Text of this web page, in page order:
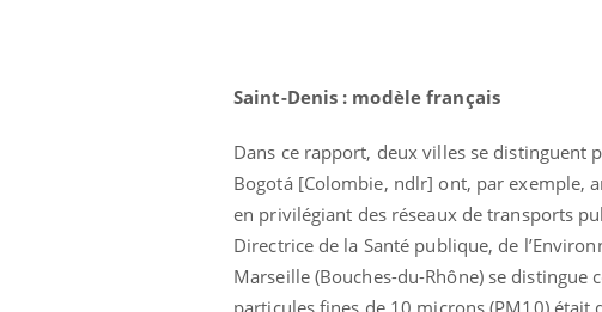
Saint-Denis : modèle français
Dans ce rapport, deux villes se distinguent
Bogotá [Colombie, ndlr] ont, par exemple,
en privilégiant des réseaux de transports
Directrice de la Santé publique, de
Marseille (Bouches-du-Rhône) se
particules fines de 10 microns (PM10) était